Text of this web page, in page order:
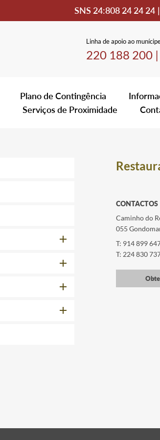
SNS 24:808 24 24 24 |
Linha de apoio ao
220 188 200|
Plano de Contingência
Serviços de Proximidade
CONTACTOS
Caminho do
055
T: 914 899
T: 224 830